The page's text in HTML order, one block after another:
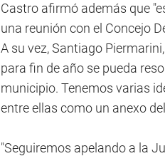
Castro afirmó además que
una reunión con el Concejo
A su vez, Santiago
para fin de año se pueda
municipio. Tenemos varias
entre ellas como un anexo
"Seguiremos apelando a la